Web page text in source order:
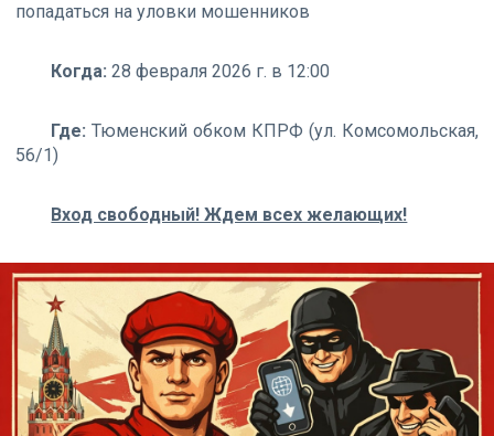
попадаться на уловки мошенников
Когда: 28 февраля 2026 г. в 12:00
Где: Тюменский обком КПРФ (ул. Комсомольская,
56/1)
Вход свободный! Ждем всех желающих!